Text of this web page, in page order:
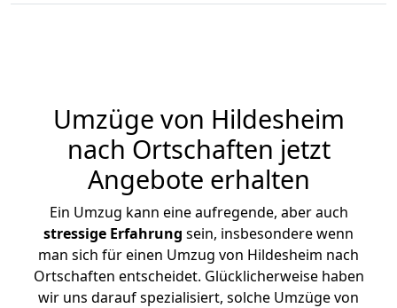
Umzüge von Hildesheim
nach Ortschaften jetzt
Angebote erhalten
Ein Umzug kann eine aufregende, aber auch
stressige Erfahrung sein, insbesondere wenn
man sich für einen Umzug von Hildesheim nach
Ortschaften entscheidet. Glücklicherweise haben
wir uns darauf spezialisiert, solche Umzüge von